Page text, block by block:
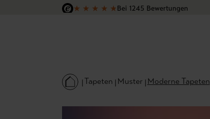
Hauptinhalt springen
Zur Suche springen
Zur Hauptnavigation springen
★ ★ ★ ★ ★Bei 1245 Bewertungen
Tapeten Muster Moderne Tapeten